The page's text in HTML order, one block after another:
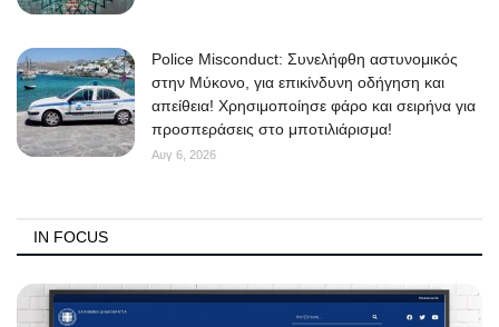
Police Misconduct: Συνελήφθη αστυνομικός
στην Μύκονο, για επικίνδυνη οδήγηση και
απείθεια! Χρησιμοποίησε φάρο και σειρήνα για
προσπεράσεις στο μποτιλιάρισμα!
Αυγ 6, 2026
IN FOCUS